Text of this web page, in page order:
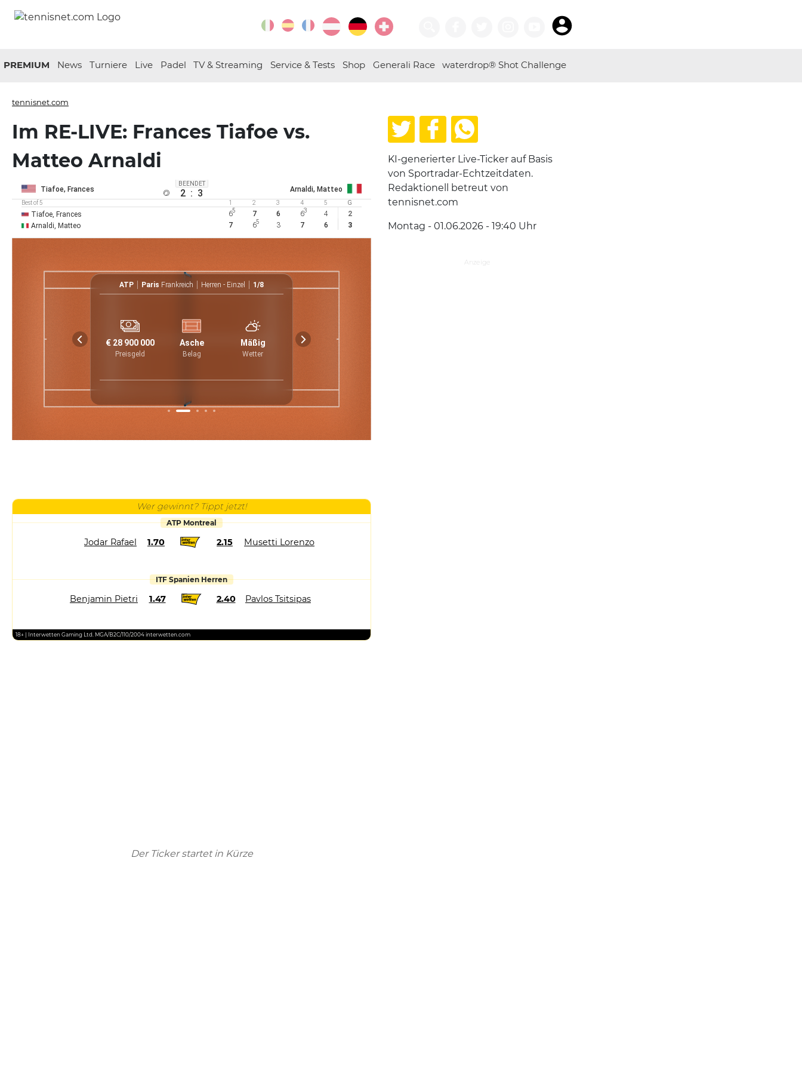
PREMIUM News Turniere Live Padel TV & Streaming Service & Tests Shop Generali Race waterdrop® Shot Challenge
tennisnet.com
Im RE-LIVE: Frances Tiafoe vs.
Matteo Arnaldi
Tiafoe, Frances
BEENDET
2 : 3 Arnaldi, Matteo
Best of 5 1 2 3 4 5 G
Tiafoe, Frances 65 7 6 63 4
2
Arnaldi, Matteo
7 65 3 7 6 3
ATP Paris Frankreich Herren - Einzel 1/8
€ 28 900 000
Preisgeld
Asche
Belag
Mäßig
Wetter
Wer gewinnt? Tippt jetzt!
ATP Montreal
Jodar Rafael 1.70 2.15 Musetti Lorenzo
ITF Spanien Herren
Benjamin Pietri 1.47 2.40 Pavlos Tsitsipas
18+ | Interwetten Gaming Ltd. MGA/B2C/110/2004 interwetten.com
Der Ticker startet in Kürze
KI-generierter Live-Ticker auf Basis
von Sportradar-Echtzeitdaten.
Redaktionell betreut von
tennisnet.com
Montag - 01.06.2026 - 19:40 Uhr